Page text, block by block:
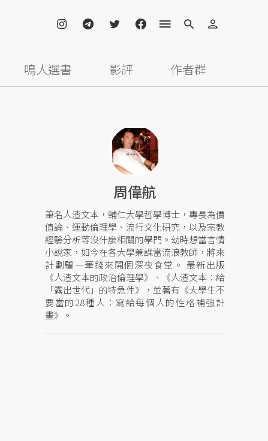
鳴人選書 影評 作者群
周偉航
筆名人渣文本，輔仁大學哲學博士，專長為價
值論、運動倫理學、流行文化研究，以及宗教
經驗分析等沒什麼相關的學門。幼時想當言情
小說家，如今在各大學兼課當流浪教師，將來
計劃騙一筆錢來開個深夜食堂。 最新出版
《人渣文本的政治倫理學》、《人渣文本：給
「露出世代」的特急件》，並著有《大學生不
要當的28種人：寫給每個人的性格補強計
畫》。